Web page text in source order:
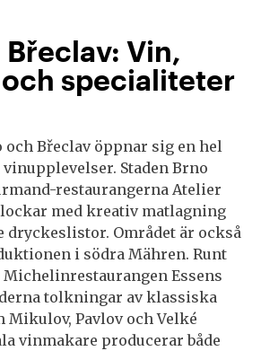
Vin,
specialiteter
och Břeclav öppnar sig en hel
Staden Brno
restaurangerna Atelier
med kreativ matlagning
dryckeslistor. Området är också
i södra Mähren. Runt
Essens
tolkningar av klassiska
Mikulov, Pavlov och Velké
vinmakare producerar både